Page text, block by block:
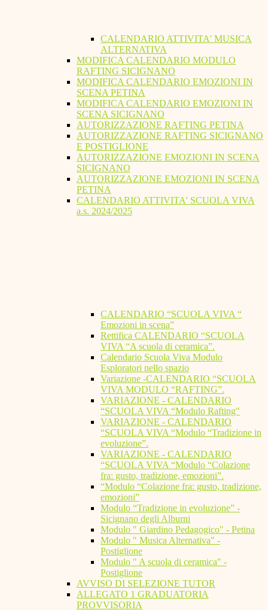
CALENDARIO ATTIVITA' MUSICA
ALTERNATIVA
MODIFICA CALENDARIO MODULO
RAFTING SICIGNANO
MODIFICA CALENDARIO EMOZIONI IN
SCENA PETINA
MODIFICA CALENDARIO EMOZIONI IN
SCENA SICIGNANO
AUTORIZZAZIONE RAFTING PETINA
AUTORIZZAZIONE RAFTING SICIGNANO
E POSTIGLIONE
AUTORIZZAZIONE EMOZIONI IN SCENA
SICIGNANO
AUTORIZZAZIONE EMOZIONI IN SCENA
PETINA
CALENDARIO ATTIVITA' SCUOLA VIVA
a.s. 2024/2025
CALENDARIO “SCUOLA VIVA “
Emozioni in scena”
Rettifica CALENDARIO “SCUOLA
VIVA “A scuola di ceramica”.
Calendario Scuola Viva Modulo
Esploratori nello spazio
Variazione -CALENDARIO “SCUOLA
VIVA MODULO “RAFTING”.
VARIAZIONE - CALENDARIO
“SCUOLA VIVA “Modulo Rafting"
VARIAZIONE - CALENDARIO
“SCUOLA VIVA “Modulo “Tradizione in
evoluzione”.
VARIAZIONE - CALENDARIO
“SCUOLA VIVA “Modulo “Colazione
fra: gusto, tradizione, emozioni”.
“Modulo “Colazione fra: gusto, tradizione,
emozioni”
Modulo “Tradizione in evoluzione” -
Sicignano degli Alburni
Modulo " Giardino Pedagogico" - Petina
Modulo " Musica Alternativa" -
Postiglione
Modulo " A scuola di ceramica" -
Postiglione
AVVISO DI SELEZIONE TUTOR
ALLEGATO 1 GRADUATORIA
PROVVISORIA